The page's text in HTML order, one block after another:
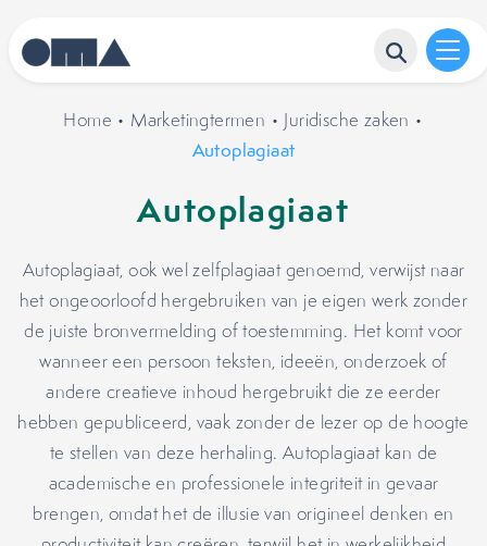
Home • Marketingtermen • Juridische zaken •
Autoplagiaat
Autoplagiaat
Autoplagiaat, ook wel zelfplagiaat genoemd, verwijst naar
het ongeoorloofd hergebruiken van je eigen werk zonder
de juiste bronvermelding of toestemming. Het komt voor
wanneer een persoon teksten, ideeën, onderzoek of
andere creatieve inhoud hergebruikt die ze eerder
hebben gepubliceerd, vaak zonder de lezer op de hoogte
te stellen van deze herhaling. Autoplagiaat kan de
academische en professionele integriteit in gevaar
brengen, omdat het de illusie van origineel denken en